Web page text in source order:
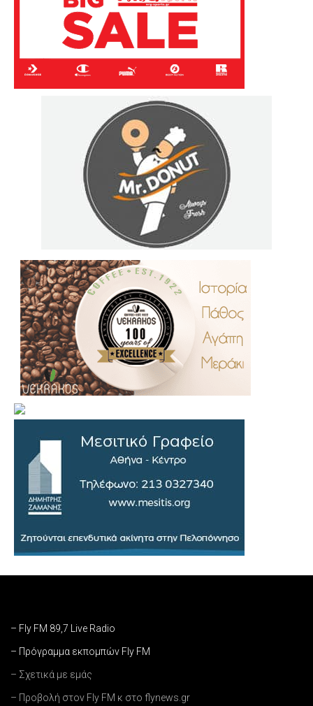
– Fly FM 89,7 Live Radio
– Πρόγραμμα εκπομπών Fly FM
– Σχετικά με εμάς
– Προβολή στον Fly FM κ στο flynews.gr